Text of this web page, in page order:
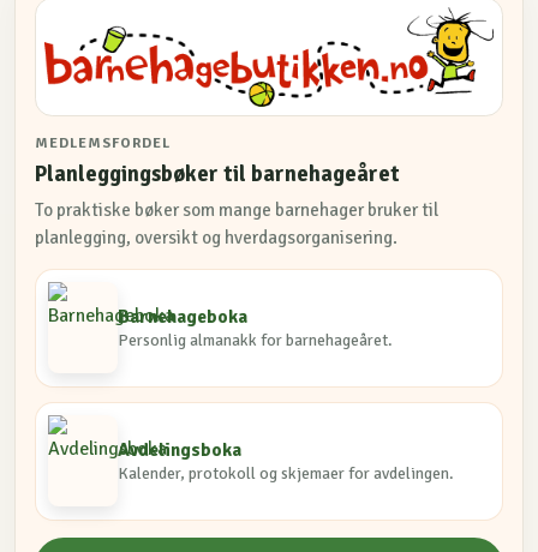
MEDLEMSFORDEL
Planleggingsbøker til barnehageåret
To praktiske bøker som mange barnehager bruker til
planlegging, oversikt og hverdagsorganisering.
Barnehageboka
Personlig almanakk for barnehageåret.
Avdelingsboka
Kalender, protokoll og skjemaer for avdelingen.